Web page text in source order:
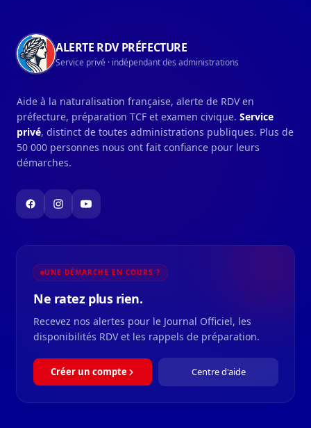
ALERTE RDV PRÉFECTURE
Service privé · indépendant des administrations
Aide à la naturalisation française, alerte de RDV en
préfecture, préparation TCF et examen civique. Service
privé, distinct de toutes administrations publiques. Plus de
50 000 personnes nous ont fait confiance pour leurs
démarches.
UNE DÉMARCHE EN COURS ?
Ne ratez plus rien.
Recevez nos alertes pour le Journal Officiel, les
disponibilités RDV et les rappels de préparation.
Créer un compte Centre d'aide